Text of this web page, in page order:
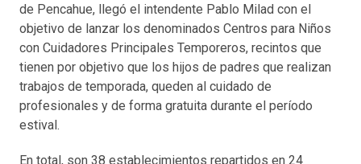
de Pencahue, llegó el intendente Pablo Milad con el
objetivo de lanzar los denominados Centros para Niños
con Cuidadores Principales Temporeros, recintos que
tienen por objetivo que los hijos de padres que realizan
trabajos de temporada, queden al cuidado de
profesionales y de forma gratuita durante el período
estival.
En total, son 38 establecimientos repartidos en 24